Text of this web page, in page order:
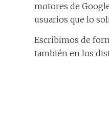
motores de
usuarios que lo
Escribimos de
también en los